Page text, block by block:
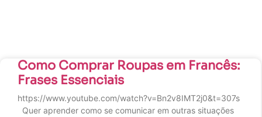
Como Comprar Roupas em Francês:
Frases Essenciais
https://www.youtube.com/watch?v=Bn2v8IMT2j0&t=307s
Quer aprender como se comunicar em outras situações